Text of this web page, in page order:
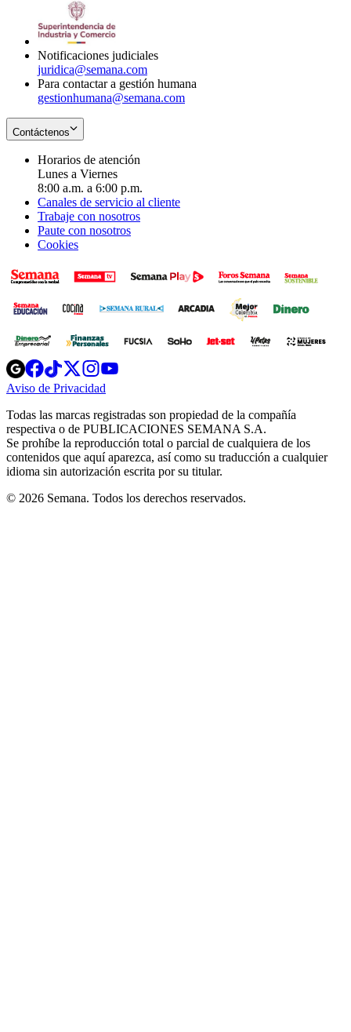
Notificaciones judiciales
juridica@semana.com
Para contactar a gestión humana
gestionhumana@semana.com
Contáctenos
Horarios de atención
Lunes a Viernes
8:00 a.m. a 6:00 p.m.
Canales de servicio al cliente
Trabaje con nosotros
Paute con nosotros
Cookies
Opens
in
new
Opens
in
new
Opens
in
new
window
Opens
new
windowwindow
Aviso de Privacidad
new
window
Todas las marcas registradas son propiedad de la compañía
respectiva o de PUBLICACIONES SEMANA S.A.
Se prohíbe la reproducción total o parcial de cualquiera de los
contenidos que aquí aparezca, así como su traducción a cualquier
idioma sin autorización escrita por su titular.
© 2026 Semana. Todos los derechos reservados.